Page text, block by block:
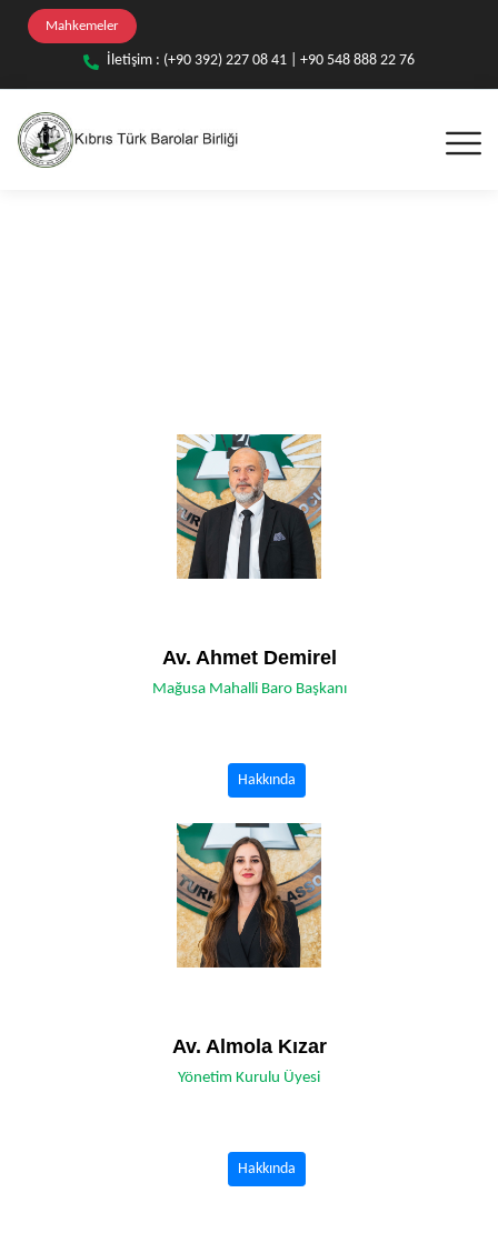
Mahkemeler
İletişim : (+90 392) 227 08 41 | +90 548 888 22 76
Av. Ahmet Demirel
Mağusa Mahalli Baro Başkanı
Hakkında
Av. Almola Kızar
Yönetim Kurulu Üyesi
Hakkında